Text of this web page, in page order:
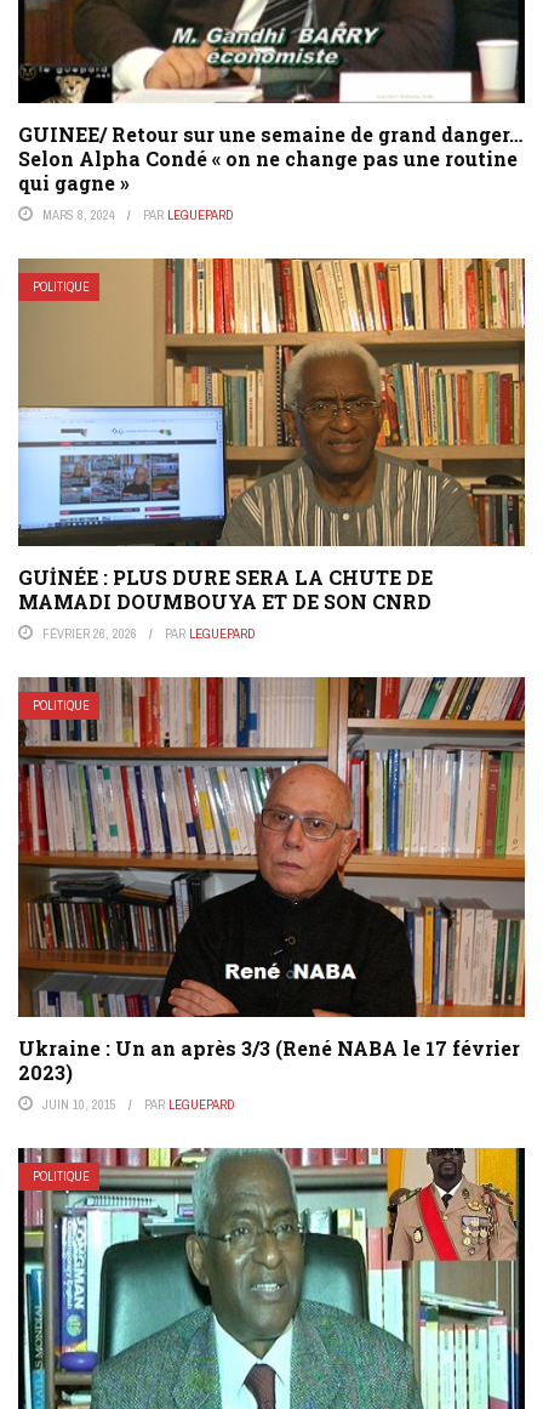
GUINEE/ Retour sur une semaine de grand danger…
Selon Alpha Condé « on ne change pas une routine
qui gagne »
MARS 8, 2024 PAR LEGUEPARD
POLITIQUE
GUİNÉE : PLUS DURE SERA LA CHUTE DE
MAMADI DOUMBOUYA ET DE SON CNRD
FÉVRIER 26, 2026 PAR LEGUEPARD
POLITIQUE
Ukraine : Un an après 3/3 (René NABA le 17 février
2023)
JUIN 10, 2015 PAR LEGUEPARD
POLITIQUE